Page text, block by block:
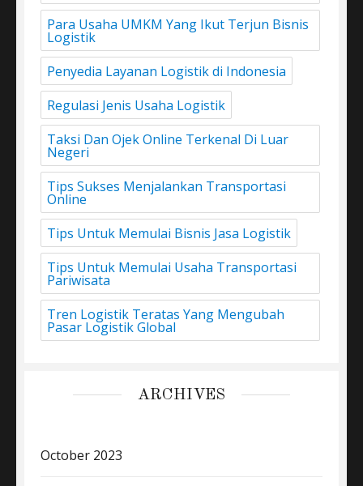
Para Usaha UMKM Yang Ikut Terjun Bisnis
Logistik
Penyedia Layanan Logistik di Indonesia
Regulasi Jenis Usaha Logistik
Taksi Dan Ojek Online Terkenal Di Luar
Negeri
Tips Sukses Menjalankan Transportasi
Online
Tips Untuk Memulai Bisnis Jasa Logistik
Tips Untuk Memulai Usaha Transportasi
Pariwisata
Tren Logistik Teratas Yang Mengubah
Pasar Logistik Global
ARCHIVES
October 2023